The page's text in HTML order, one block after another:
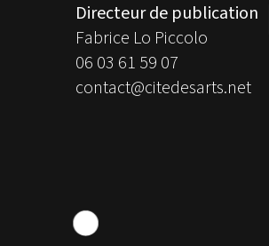
Directeur de publication
Fabrice Lo Piccolo
06 03 61 59 07
contact@citedesarts.net